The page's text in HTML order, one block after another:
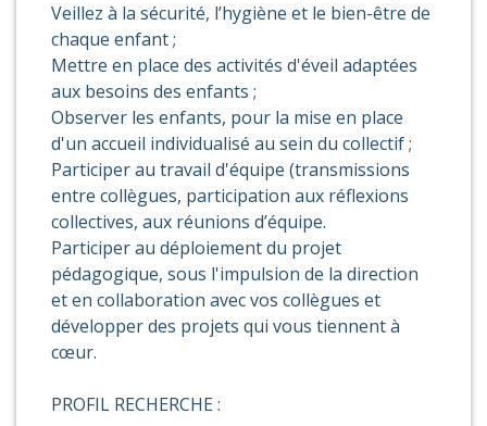
Veillez à la sécurité, l’hygiène et le bien-être de
chaque enfant ;
Mettre en place des activités d'éveil adaptées
aux besoins des enfants ;
Observer les enfants, pour la mise en place
d'un accueil individualisé au sein du collectif ;
Participer au travail d'équipe (transmissions
entre collègues, participation aux réflexions
collectives, aux réunions d’équipe.
Participer au déploiement du projet
pédagogique, sous l'impulsion de la direction
et en collaboration avec vos collègues et
développer des projets qui vous tiennent à
cœur.
PROFIL RECHERCHE :